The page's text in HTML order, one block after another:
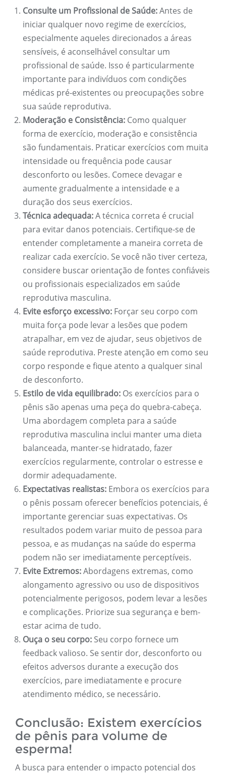
Consulte um Profissional de Saúde:Antes de
iniciar qualquer novo regime de exercícios,
especialmente aqueles direcionados a áreas
sensíveis, é aconselhável consultar um
profissional de saúde. Isso é particularmente
importante para indivíduos com condições
médicas pré-existentes ou preocupações sobre
sua saúde reprodutiva.
Moderação e Consistência: Como qualquer
forma de exercício, moderação e consistência
são fundamentais. Praticar exercícios com muita
intensidade ou frequência pode causar
desconforto ou lesões. Comece devagar e
aumente gradualmente a intensidade e a
duração dos seus exercícios.
Técnica adequada:A técnica correta é crucial
para evitar danos potenciais. Certifique-se de
entender completamente a maneira correta de
realizar cada exercício. Se você não tiver certeza,
considere buscar orientação de fontes confiáveis
​​ou profissionais especializados em saúde
reprodutiva masculina.
Evite esforço excessivo: Forçar seu corpo com
muita força pode levar a lesões que podem
atrapalhar, em vez de ajudar, seus objetivos de
saúde reprodutiva. Preste atenção em como seu
corpo responde e fique atento a qualquer sinal
de desconforto.
Estilo de vida equilibrado: Os exercícios para o
pênis são apenas uma peça do quebra-cabeça.
Uma abordagem completa para a saúde
reprodutiva masculina inclui manter uma dieta
balanceada, manter-se hidratado, fazer
exercícios regularmente, controlar o estresse e
dormir adequadamente.
Expectativas realistas: Embora os exercícios para
o pênis possam oferecer benefícios potenciais, é
importante gerenciar suas expectativas. Os
resultados podem variar muito de pessoa para
pessoa, e as mudanças na saúde do esperma
podem não ser imediatamente perceptíveis.
Evite Extremos:Abordagens extremas, como
alongamento agressivo ou uso de dispositivos
potencialmente perigosos, podem levar a lesões
e complicações. Priorize sua segurança e bem-
estar acima de tudo.
Ouça o seu corpo: Seu corpo fornece um
feedback valioso. Se sentir dor, desconforto ou
efeitos adversos durante a execução dos
exercícios, pare imediatamente e procure
atendimento médico, se necessário.
Conclusão: Existem exercícios
de pênis para volume de
esperma!
A busca para entender o impacto potencial dos